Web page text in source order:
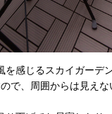
感じるスカイガーデン
で、周囲からは見え